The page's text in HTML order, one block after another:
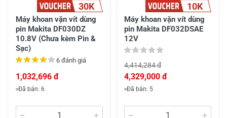
30K
Máy khoan vặn vít dùng
pin Makita DF030DZ
10.8V (Chưa kèm Pin &
Sạc)
6 đánh giá
1,032,696 đ
Đã bán: 6
10K
Máy khoan vặn vít dùng
pin Makita DF032DSAE
12V
4,414,284 đ
4,329,000 đ
Đã bán: 5